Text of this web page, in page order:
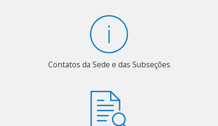
Contatos da Sede e das Subseções